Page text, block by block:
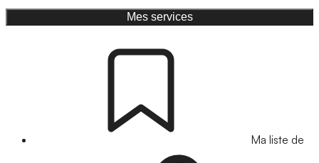
Mes services
Ma liste de